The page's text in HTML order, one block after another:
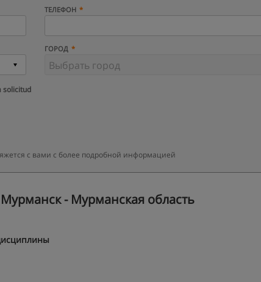
ТЕЛЕФОН
ГОРОД
solicitud
с вами с более подробной информацией
- Мурманская область